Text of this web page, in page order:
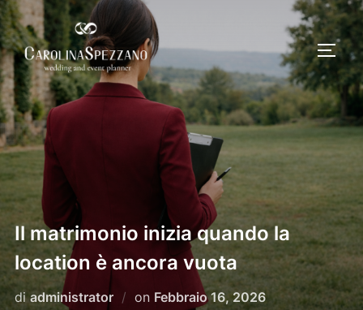
Salta
al
contenuto
APRI/
Il matrimonio inizia quando la
location è ancora vuota
diadministrator on Pubblicato
Febbraio 16, 2026